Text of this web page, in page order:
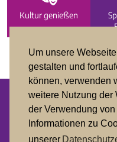
Um unsere
gestalten und
können, verwenden
weitere Nutzung der
der Verwendung
Informationen zu
unserer
Kultur genießen